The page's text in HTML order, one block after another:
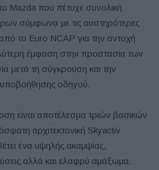
Mazda που πέτυχε συνολική
σύμφωνα με τις αυστηρότερες
το Euro NCAP για την αντοχή
έμφαση στην προστασία των
μετά τη σύγκρουση και την
οδηγού.
είναι αποτέλεσμα τριών βασικών
αρχιτεκτονική Skyactiv
ένα υψηλής ακαμψίας,
αλλά και ελαφρύ αμάξωμα.